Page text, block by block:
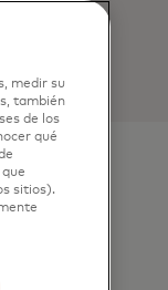
medir su
también
de los
qué
sitios).